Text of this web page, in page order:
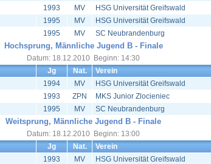
1993 MV
HSG Universität Greifswald
1995 MV
HSG Universität Greifswald
1995 MV SC Neubrandenburg
Hochsprung, Männliche Jugend B - Finale
Datum: 18.12.2010 Beginn: 14:30
Jg Nat. Verein
1994 MV
HSG Universität Greifswald
1993 ZPN
MKS Junior Zlocieniec
1995 MV SC Neubrandenburg
Weitsprung, Männliche Jugend B - Finale
Datum: 18.12.2010 Beginn: 13:00
Jg Nat. Verein
1993 MV HSG Universität Greifswald